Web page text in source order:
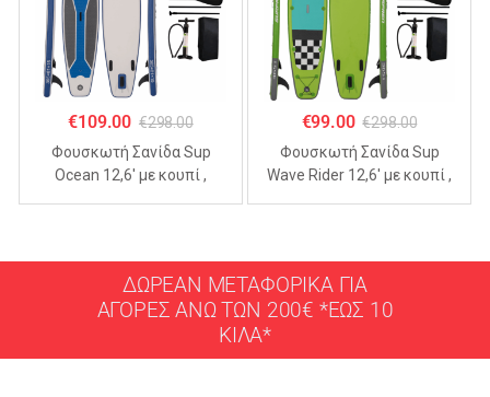
€109.00 €298.00
Φουσκωτή Σανίδα Sup
Ocean 12,6′ με κουπί ,
€99.00 €298.00
Φουσκωτή Σανίδα Sup
Wave Rider 12,6′ με κουπί ,
ΔΩΡΕΑΝ ΜΕΤΑΦΟΡΙΚΑ ΓΙΑ
ΑΓΟΡΕΣ ΑΝΩ ΤΩΝ 200€ *ΕΩΣ 10
ΚΙΛΑ*